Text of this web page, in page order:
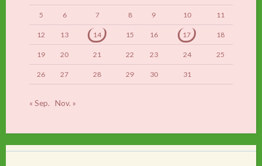
5 6 7 8 9 10 11
12 13 14 15 16 17 18
19 20 21 22 23 24 25
26 27 28 29 30 31
« Sep. Nov. »